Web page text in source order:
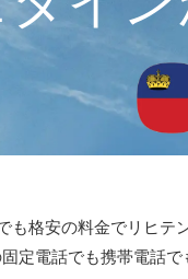
も格安の料金でリヒテ
定電話でも携帯電話で